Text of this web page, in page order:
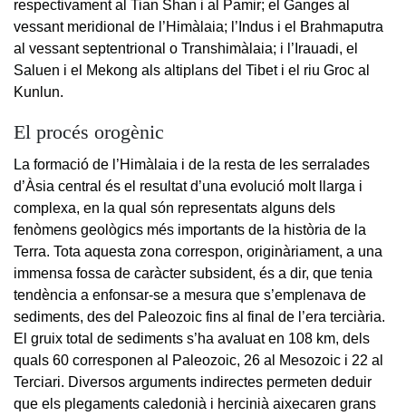
respectivament al Tian Shan i al Pamir; el Ganges al
vessant meridional de l’Himàlaia; l’Indus i el Brahmaputra
al vessant septentrional o Transhimàlaia; i l’Irauadi, el
Saluen i el Mekong als altiplans del Tibet i el riu Groc al
Kunlun.
El procés orogènic
La formació de l’Himàlaia i de la resta de les serralades
d’Àsia central és el resultat d’una evolució molt llarga i
complexa, en la qual són representats alguns dels
fenòmens geològics més importants de la història de la
Terra. Tota aquesta zona correspon, originàriament, a una
immensa fossa de caràcter subsident, és a dir, que tenia
tendència a enfonsar-se a mesura que s’emplenava de
sediments, des del Paleozoic fins al final de l’era terciària.
El gruix total de sediments s’ha avaluat en 108 km, dels
quals 60 corresponen al Paleozoic, 26 al Mesozoic i 22 al
Terciari. Diversos arguments indirectes permeten deduir
que els plegaments caledonià i hercinià aixecaren grans